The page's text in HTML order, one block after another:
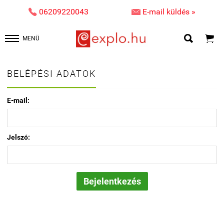
 06209220043  E-mail küldés »
MENÜ  
BELÉPÉSI ADATOK
E-mail:
Jelszó: